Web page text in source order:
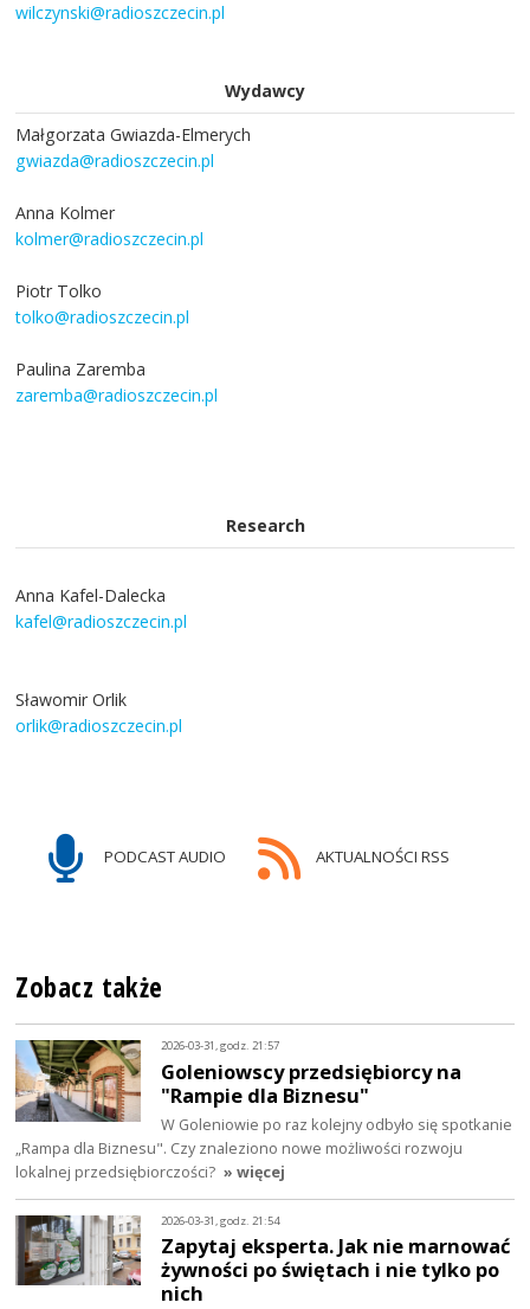
wilczynski@radioszczecin.pl
Wydawcy
Małgorzata Gwiazda-Elmerych
gwiazda@radioszczecin.pl
Anna Kolmer
kolmer@radioszczecin.pl
Piotr Tolko
tolko@radioszczecin.pl
Paulina Zaremba
zaremba@radioszczecin.pl
Research
Anna Kafel-Dalecka
kafel@radioszczecin.pl
Sławomir Orlik
orlik@radioszczecin.pl
PODCAST AUDIO AKTUALNOŚCI RSS
Zobacz także
2026-03-31, godz. 21:57
Goleniowscy przedsiębiorcy na
"Rampie dla Biznesu"
W Goleniowie po raz kolejny odbyło się spotkanie
„Rampa dla Biznesu". Czy znaleziono nowe możliwości rozwoju
lokalnej przedsiębiorczości? » więcej
2026-03-31, godz. 21:54
Zapytaj eksperta. Jak nie marnować
żywności po świętach i nie tylko po
nich